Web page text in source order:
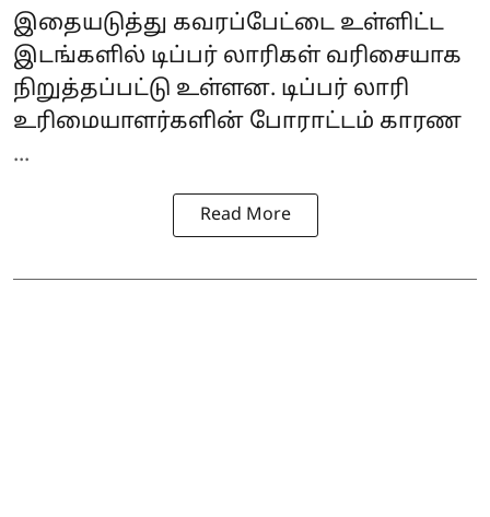
இதையடுத்து கவரப்பேட்டை உள்ளிட்ட
இடங்களில் டிப்பர் லாரிகள் வரிசையாக
நிறுத்தப்பட்டு உள்ளன. டிப்பர் லாரி
உரிமையாளர்களின் போராட்டம் காரண
...
Read More